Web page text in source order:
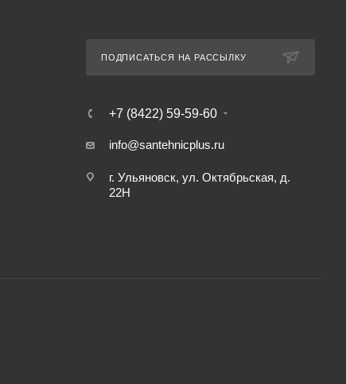
ПОДПИСАТЬСЯ НА РАССЫЛКУ
+7 (8422) 59-59-60
info@santehnicplus.ru
г. Ульяновск, ул. Октябрьская, д.
22Н